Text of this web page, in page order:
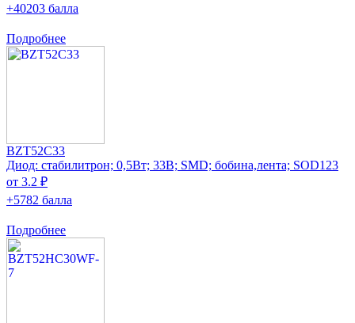
+40203 балла
Подробнее
BZT52C33
Диод: стабилитрон; 0,5Вт; 33В; SMD; бобина,лента; SOD123
от 3.2 ₽
+5782 балла
Подробнее